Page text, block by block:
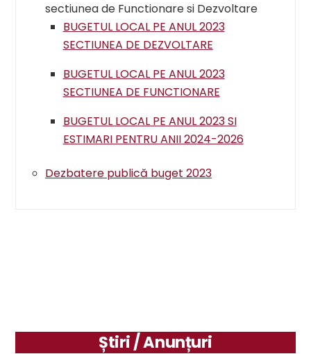
sectiunea de Functionare si Dezvoltare
BUGETUL LOCAL PE ANUL 2023
SECTIUNEA DE DEZVOLTARE
BUGETUL LOCAL PE ANUL 2023
SECTIUNEA DE FUNCTIONARE
BUGETUL LOCAL PE ANUL 2023 SI
ESTIMARI PENTRU ANII 2024-2026
Dezbatere publică buget 2023
Știri / Anunțuri